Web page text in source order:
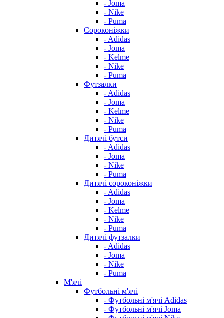
- Joma
- Nike
- Puma
Сороконіжки
- Adidas
- Joma
- Kelme
- Nike
- Puma
Футзалки
- Adidas
- Joma
- Kelme
- Nike
- Puma
Дитячі бутси
- Adidas
- Joma
- Nike
- Puma
Дитячі сороконіжки
- Adidas
- Joma
- Kelme
- Nike
- Puma
Дитячі футзалки
- Adidas
- Joma
- Nike
- Puma
М'ячі
Футбольні м'ячі
- Футбольні м'ячі Adidas
- Футбольні м'ячі Joma